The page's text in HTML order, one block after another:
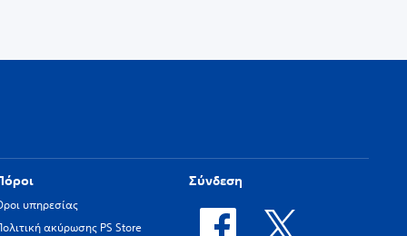
υπηρεσίας
ακύρωσης PS Store
Σύνδεση